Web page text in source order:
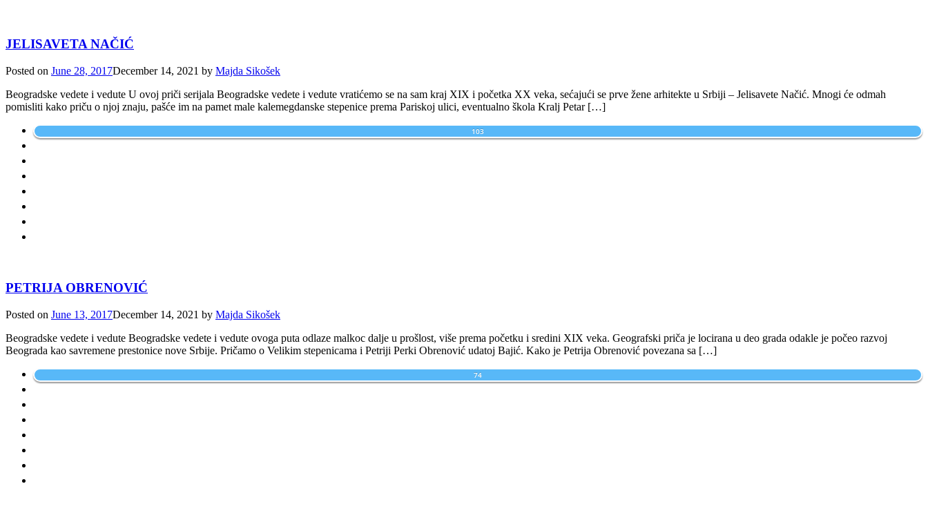
JELISAVETA NAČIĆ
Posted on June 28, 2017December 14, 2021 by Majda Sikošek
Beogradske vedete i vedute U ovoj priči serijala Beogradske vedete i vedute vratićemo se na sam kraj XIX i početka XX veka, sećajući se prve žene arhitekte u Srbiji – Jelisavete Načić. Mnogi će odmah
pomisliti kako priču o njoj znaju, pašće im na pamet male kalemegdanske stepenice prema Pariskoj ulici, eventualno škola Kralj Petar […]
103
PETRIJA OBRENOVIĆ
Posted on June 13, 2017December 14, 2021 by Majda Sikošek
Beogradske vedete i vedute Beogradske vedete i vedute ovoga puta odlaze malkoc dalje u prošlost, više prema početku i sredini XIX veka. Geografski priča je locirana u deo grada odakle je počeo razvoj
Beograda kao savremene prestonice nove Srbije. Pričamo o Velikim stepenicama i Petriji Perki Obrenović udatoj Bajić. Kako je Petrija Obrenović povezana sa […]
74